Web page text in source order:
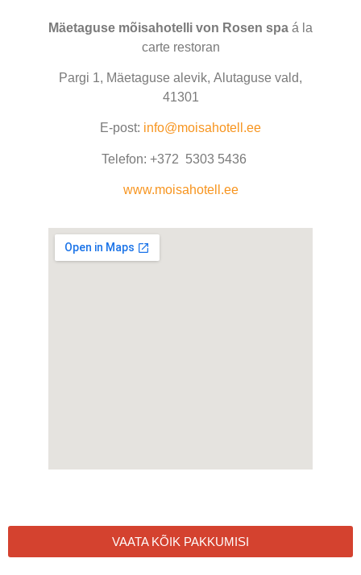
Mäetaguse mõisahotelli von Rosen spa á la
carte restoran
Pargi 1, Mäetaguse alevik, Alutaguse vald,
41301
E-post: info@moisahotell.ee
Telefon: +372 5303 5436
www.moisahotell.ee
VAATA KÕIK PAKKUMISI